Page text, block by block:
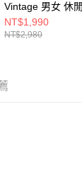
Vintage 男女 休
40133201
NT$1,990
NT$2,980